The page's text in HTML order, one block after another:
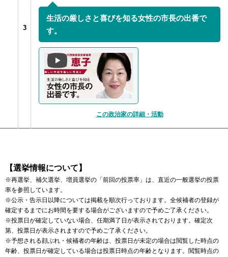
3
生活の厳しさと喜びを知る女性の市長の出番で
す。
この政治家の詳細・活動
【選挙情報について】
※再選挙、補欠選挙、増員選挙の「前回の投票率」は、直近の一般選挙の投票
率を参照しています。
※公示・告示日以降については掲載を順次行っております。全候補者の登録が
確定するまでにお時間を要する場合がございますので予めご了承ください。
※投票日が確定していない場合、任期満了日が表示されております。確定次
第、投票日が表示されますので予めご了承ください。
※予想される顔ぶれ・候補者の年齢は、投票日が未定の場合は閲覧した時点の
年齢、投票日が確定している場合は投票日時点の年齢となります。閲覧時点の